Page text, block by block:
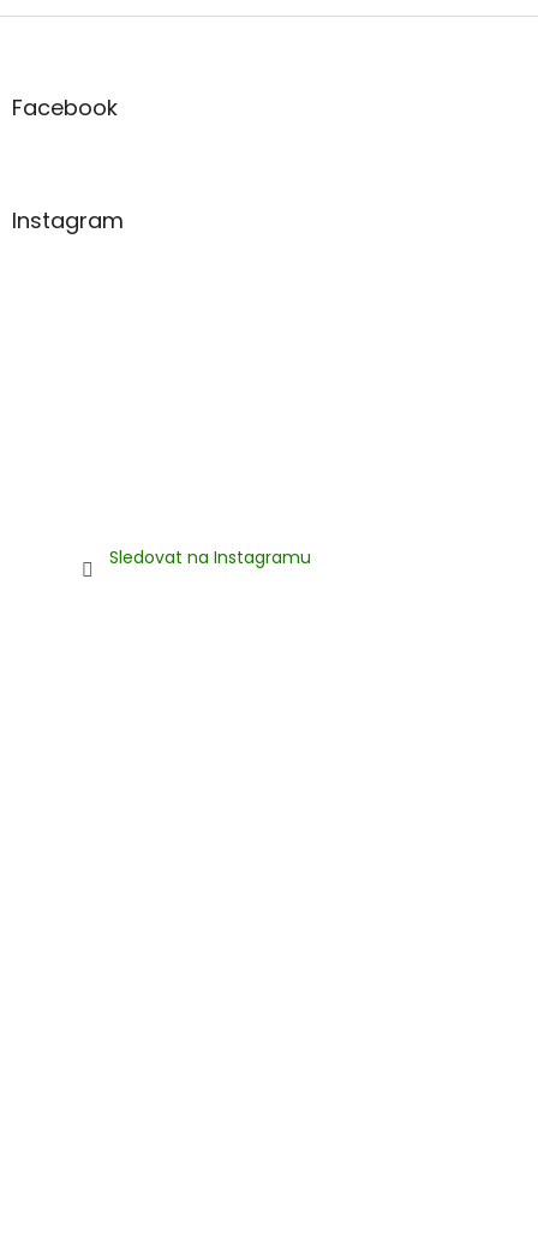
Z
aFacebook
Instagram
Sledovat na Instagramu